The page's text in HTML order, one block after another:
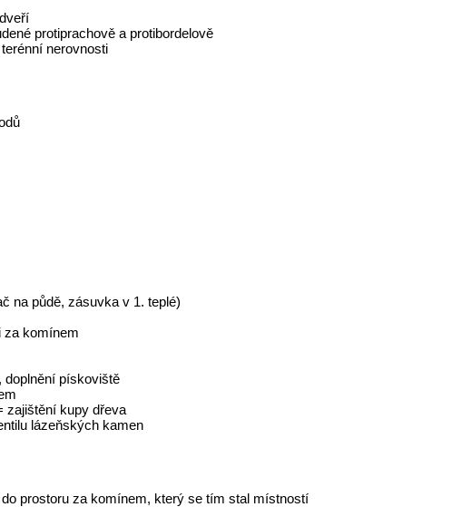
protiprachově a protibordelově
nerovnosti
na půdě, zásuvka v 1. teplé)
za komínem
pískoviště
zajištění kupy dřeva
lázeňských kamen
prostoru za komínem, který se tím stal místností